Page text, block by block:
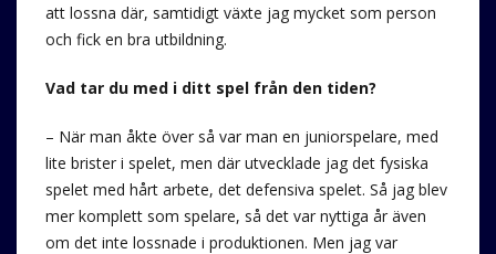
att lossna där, samtidigt växte jag mycket som person
och fick en bra utbildning.
Vad tar du med i ditt spel från den tiden?
– När man åkte över så var man en juniorspelare, med
lite brister i spelet, men där utvecklade jag det fysiska
spelet med hårt arbete, det defensiva spelet. Så jag blev
mer komplett som spelare, så det var nyttiga år även
om det inte lossnade i produktionen. Men jag var